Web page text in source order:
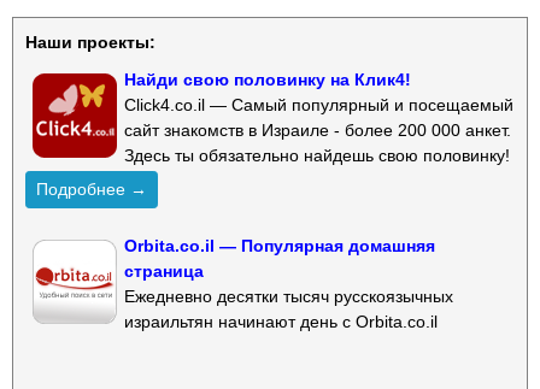
Наши проекты:
Найди свою половинку на Клик4!
Click4.co.il — Самый популярный и посещаемый
сайт знакомств в Израиле - более 200 000 анкет.
Здесь ты обязательно найдешь свою половинку!
Подробнее →
Orbita.co.il — Популярная домашняя
страница
Ежедневно десятки тысяч русскоязычных
израильтян начинают день с Orbita.co.il